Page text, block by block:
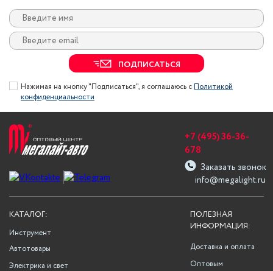
ПОДПИСАТЬСЯ
Нажимая на кнопку "Подписаться", я соглашаюсь сПолитикой
конфиденциальности
info@megalight.ru
+7 (495) 36-36-
678
Заказать звонок
ПОЛЕЗНАЯ
ИНФОРМАЦИЯ:
Доставка и оплата
Оптовым
КАТАЛОГ:
Инструмент
Автотовары
Электрика и свет